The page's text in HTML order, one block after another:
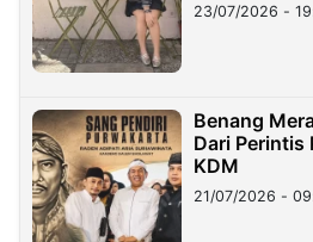
23/07/2026 -
Benang
Dari Perintis
KDM
21/07/2026 -